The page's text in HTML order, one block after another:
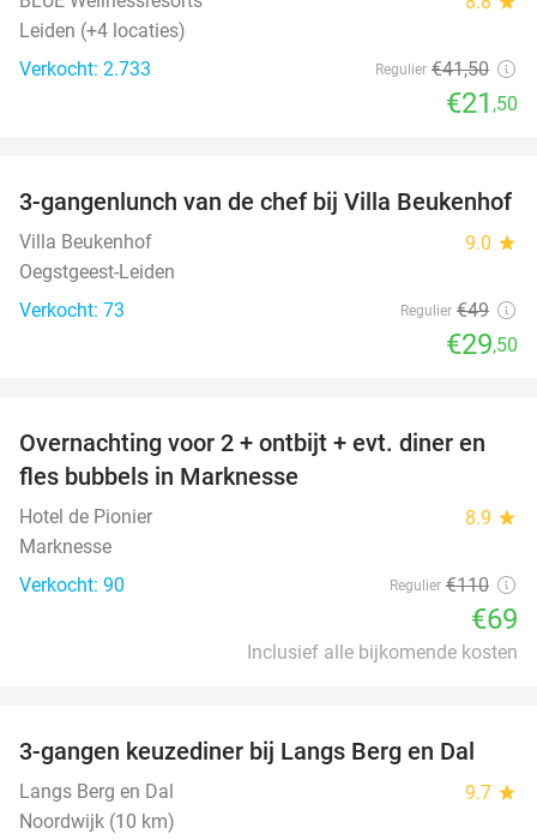
Leiden (+4 locaties)
Verkocht: 2.733
Regulier €41,50
€21 ,50
40%
3-gangenlunch van de chef bij Villa Beukenhof
Villa Beukenhof 9.0 star
Oegstgeest-Leiden
Verkocht: 73
Regulier €49
€29,50
37%
Overnachting voor 2 + ontbijt + evt. diner en
fles bubbels in Marknesse
Hotel de Pionier 8.9 star
Marknesse
Verkocht: 90
Regulier €110
€69
Inclusief alle bijkomende kosten
44%
3-gangen keuzediner bij Langs Berg en Dal
Langs Berg en Dal 9.7 star
Noordwijk (10 km)